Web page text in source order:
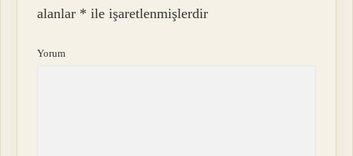
alanlar * ile işaretlenmişlerdir
Yorum